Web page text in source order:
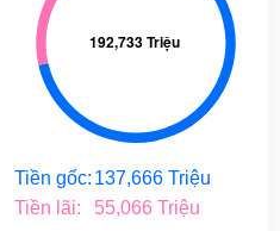
Tiền gốc: 137,666 Triệu
Tiền lãi:
55,066 Triệu